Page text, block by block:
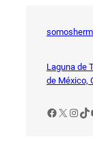
Laguna de
de México,
Facebook
X